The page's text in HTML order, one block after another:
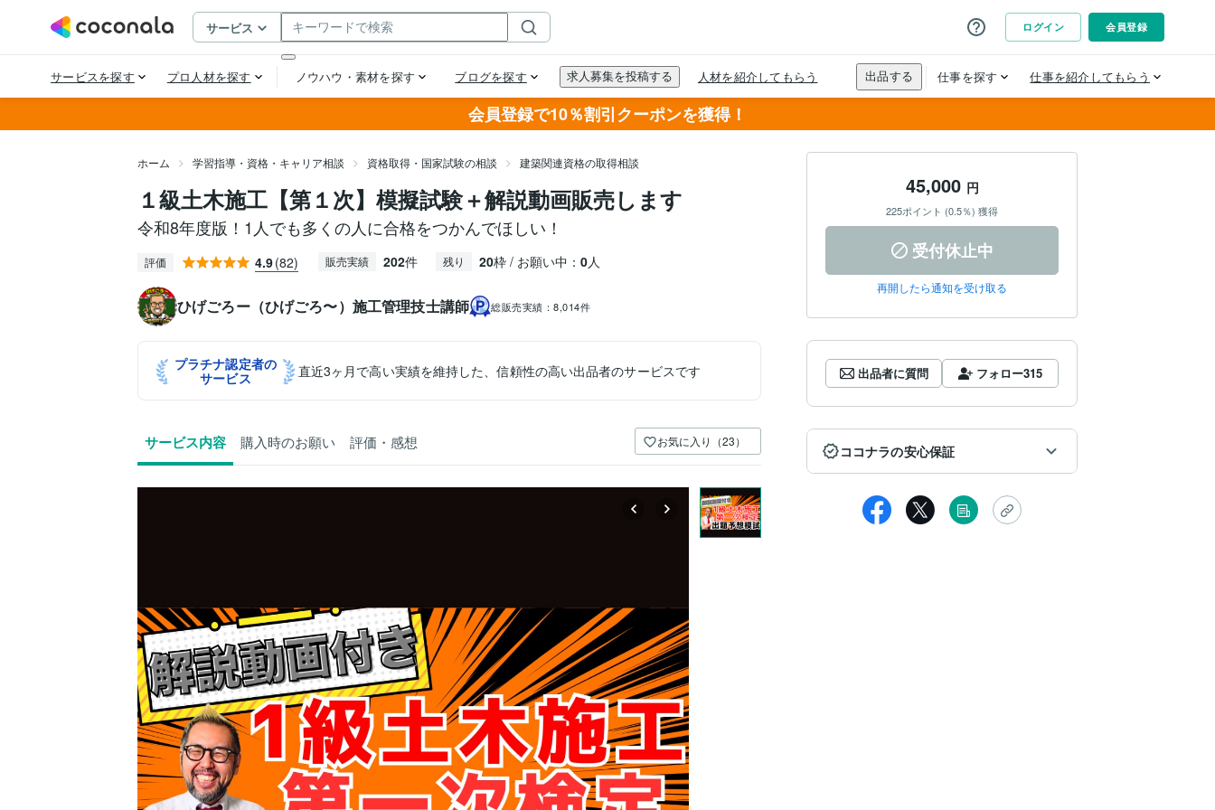
会員登録で10％割引クーポンを獲得！
ホーム 学習指導・資格・キャリア相談 資格取得・国家試験の相談 建築関連資格の取得相談
１級土木施工【第１次】模擬試験＋解説動画販売します
令和8年度版！1人でも多くの人に合格をつかんでほしい！
評価 4.9(82) 販売実績 202件 残り 20枠 / お願い中： 0人
ひげごろー（ひげごろ〜）施工管理技士講師 総販売実績： 8,014件
プラチナ認定者の
サービス
直近3ヶ月で高い実績を維持した、信頼性の高い出品者のサービスです
サービス内容 購入時のお願い 評価・感想 お気に入り（23）
45,000 円
225ポイント (0.5％) 獲得
受付休止中
再開したら通知を受け取る
出品者に質問 フォロー315
ココナラの安心保証